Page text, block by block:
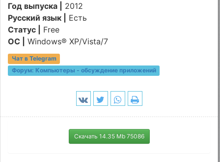
Год выпуска |
2012
Русский язык |
Есть
Статус |
Free
ОС |
Windows® XP/Vista/7
Чат в Telegram
Форум: Компьютеры - обсуждение приложений
Скачать 14.35 Mb 75086